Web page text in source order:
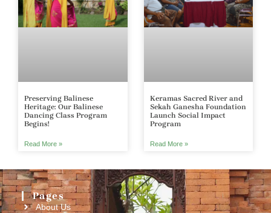
Preserving Balinese
Heritage: Our Balinese
Dancing Class Program
Begins!
Read More »
Keramas Sacred River and
Sekah Ganesha Foundation
Launch Social Impact
Program
Read More »
Pages
About Us